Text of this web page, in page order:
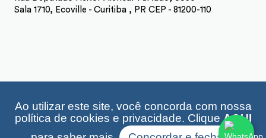
Ao utilizar este site, você concorda com nossa
política de cookies e privacidade. CliqueAQUI
Sala 1710, Ecoville - Curitiba , PR CEP - 81200-110
A8 Imóveis 2026 | CRECI: 21.202 | Desenvolvido por
Imonov & Si9sistemas